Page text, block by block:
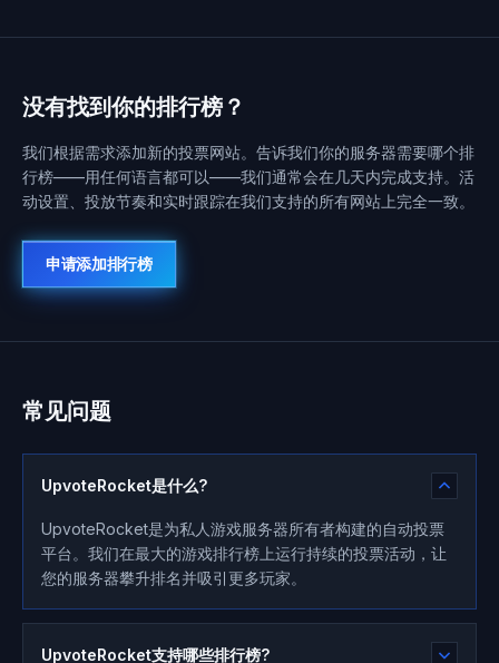
没有找到你的排行榜？
我们根据需求添加新的投票网站。告诉我们你的服务器需要哪个排
行榜——用任何语言都可以——我们通常会在几天内完成支持。活
动设置、投放节奏和实时跟踪在我们支持的所有网站上完全一致。
申请添加排行榜
常见问题
UpvoteRocket是什么?
UpvoteRocket是为私人游戏服务器所有者构建的自动投票
平台。我们在最大的游戏排行榜上运行持续的投票活动，让
您的服务器攀升排名并吸引更多玩家。
UpvoteRocket支持哪些排行榜?